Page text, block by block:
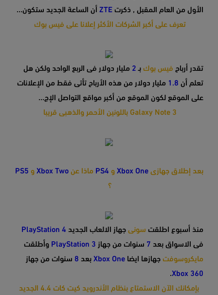
الأول من العام المقبل , ذكرت ZTEأن الساعة الجديد ستكون...
تعرف على أكبر الشركات الأكثر إعلانا على فيس بوك
تقدر أرباح فيس بوكبـ2 مليار دولار فى الربع الواحد ولكن هل
تعلم أن 1.8 مليار دولار من هذه الأرباح تأتى فقط من الإعلانات
على الموقع لكون الموقع من أكبر مواقع التواصل الإج...
Galaxy Note 3 باللونين الأحمر والذهبى قريبا
بعد إطلاق جهازىXbox Oneو PS4 ماذا عنXbox Twoو PS5
؟
منذ أسبوع اطلقت سونىجهاز الالعاب الجديد PlayStation 4
فى الاسواق بعد 7 سنوات من جهاز PlayStation 3 وأطلقت
مايكروسوفت جهازها ايضا Xbox Oneبعد 8 سنوات من جهاز
Xbox 360
.
بإمكانك الآن الاستمتاع بنظام الأندرويد كيت كات 4.4 الجديد